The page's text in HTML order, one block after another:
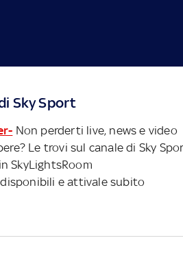
Sky Sport
Non perderti live, news e video
Le trovi sul canale di Sky
SkyLightsRoom
e attivale subito